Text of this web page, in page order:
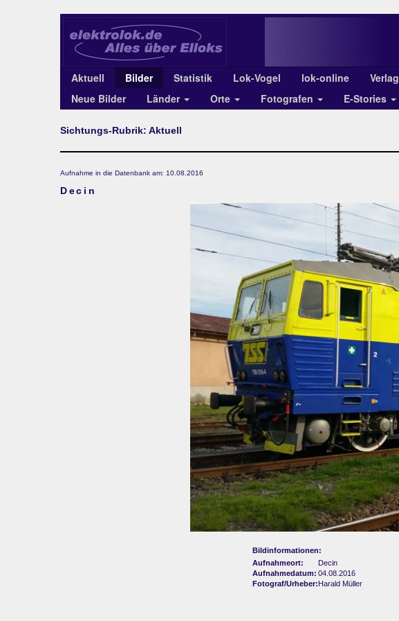
Aktuell Bilder Statistik Lok-Vogel lok-online Verlag
Neue Bilder
Länder Orte Fotografen E-Stories
Sichtungs-Rubrik: Aktuell
Aufnahme in die Datenbank am: 10.08.2016
Decin
Bildinformationen:
Aufnahmeort:
Decin
Aufnahmedatum: 04.08.2016
Fotograf/Urheber:Harald Müller